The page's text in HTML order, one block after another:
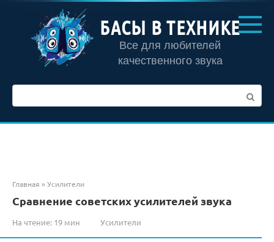
контенту
БАСЫ В ТЕХНИКЕ
Все для любителей
качественного звука
Главная »Усилители
Сравнение советских усилителей звука
На чтение: 19 мин Усилители